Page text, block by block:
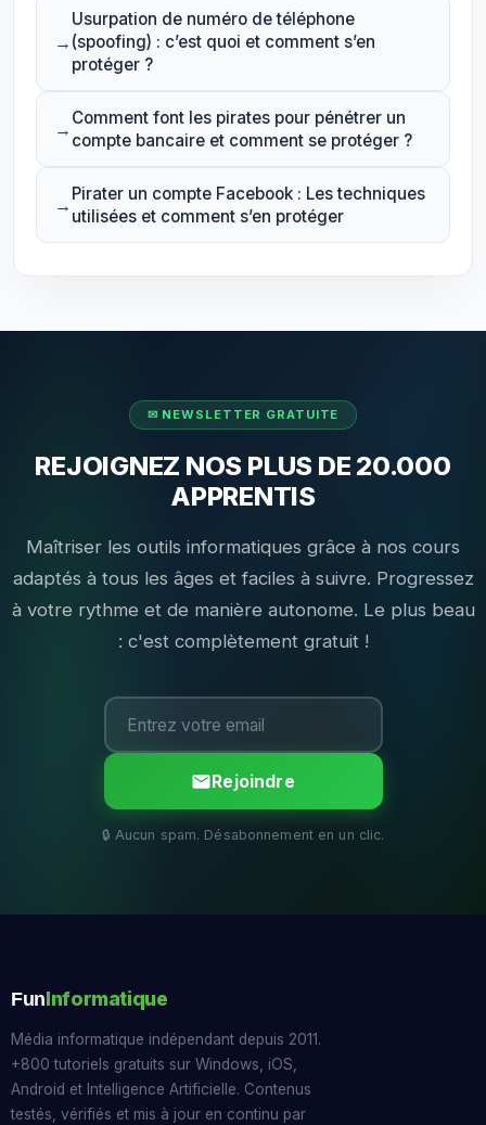
Usurpation de numéro de téléphone
(spoofing) : c’est quoi et comment s’en
protéger ?
Comment font les pirates pour pénétrer un
compte bancaire et comment se protéger ?
Pirater un compte Facebook : Les techniques
utilisées et comment s’en protéger
REJOIGNEZ NOS PLUS DE 20.000
APPRENTIS
Maîtriser les outils informatiques grâce à nos cours
adaptés à tous les âges et faciles à suivre. Progressez
à votre rythme et de manière autonome. Le plus beau
: c'est complètement gratuit !
Rejoindre
FunInformatique
Média informatique indépendant depuis 2011.
+800 tutoriels gratuits sur Windows, iOS,
Android et Intelligence Artificielle. Contenus
testés, vérifiés et mis à jour en continu par